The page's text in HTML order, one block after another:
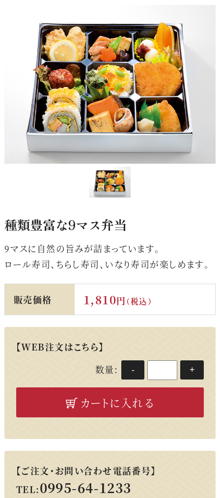
種類豊富な9マス弁当
9マスに自然の旨みが詰まっています。
ロール寿司、ちらし寿司、いなり寿司が楽しめます。
販売価格 1,810円 （税込）
【WEB注文はこちら】
数量:
- +
カートに入れる
【ご注文・お問い合わせ電話番号】
TEL:0995-64-1233